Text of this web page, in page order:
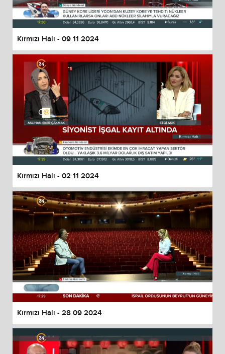
Kırmızı Halı - 09 11 2024
Kırmızı Halı - 02 11 2024
Kırmızı Halı - 28 09 2024